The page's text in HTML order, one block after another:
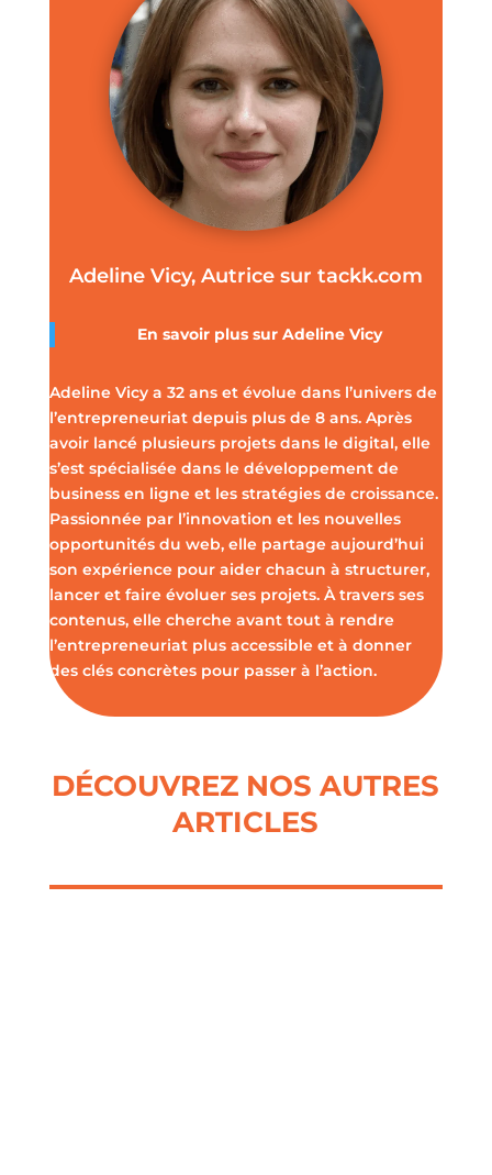
Adeline Vicy, Autrice sur tackk.com
En savoir plus sur Adeline Vicy
Adeline Vicy a 32 ans et évolue dans l’univers de
l’entrepreneuriat depuis plus de 8 ans. Après
avoir lancé plusieurs projets dans le digital, elle
s’est spécialisée dans le développement de
business en ligne et les stratégies de croissance.
Passionnée par l’innovation et les nouvelles
opportunités du web, elle partage aujourd’hui
son expérience pour aider chacun à structurer,
lancer et faire évoluer ses projets. À travers ses
contenus, elle cherche avant tout à rendre
l’entrepreneuriat plus accessible et à donner
des clés concrètes pour passer à l’action.
DÉCOUVREZ NOS AUTRES
ARTICLES